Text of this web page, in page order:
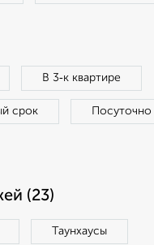
В 3‑к квартире
срок Посуточно
(23)
Таунхаусы